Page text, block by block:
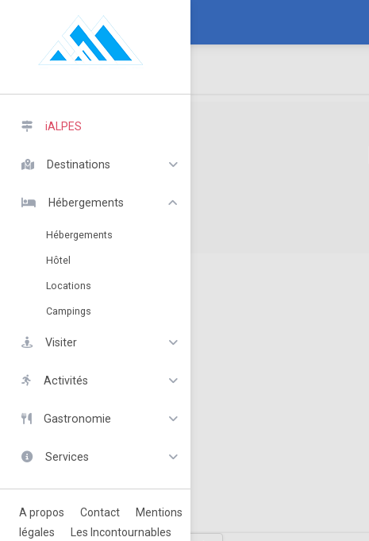
iALPES
Destinations
Hébergements
Hébergements
Hôtel
Locations
Campings
Visiter
Activités
Gastronomie
Services
A propos Contact
Mentions
légales
Les Incontournables